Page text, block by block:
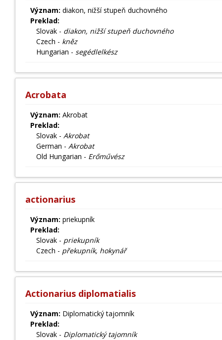
Význam: diakon, nižší stupeň duchovného
Preklad:
Slovak - diakon, nižší stupeň duchovného
Czech - kněz
Hungarian - segédlelkész
Acrobata
Význam: Akrobat
Preklad:
Slovak - Akrobat
German - Akrobat
Old Hungarian - Erőművész
actionarius
Význam: priekupník
Preklad:
Slovak - priekupník
Czech - překupník, hokynář
Actionarius diplomatialis
Význam: Diplomatický tajomník
Preklad:
Slovak - Diplomatický tajomník